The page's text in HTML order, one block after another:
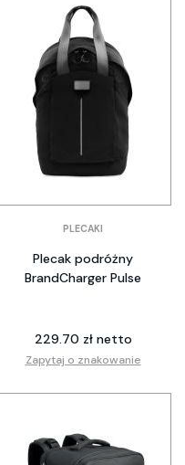
PLECAKI
Plecak podróżny
BrandCharger Pulse
229.70 zł netto
Zapytaj o znakowanie